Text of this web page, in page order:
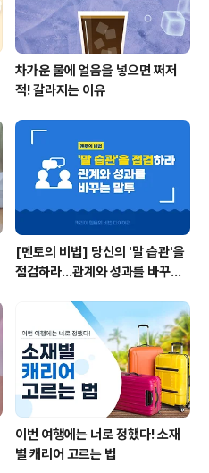
차가운 물에 얼음을 넣으면 쩌저
적! 갈라지는 이유
[멘토의 비법] 당신의 '말 습관'을
점검하라...관계와 성과를 바꾸는
이번 여행에는 너로 정했다! 소재
별 캐리어 고르는 법